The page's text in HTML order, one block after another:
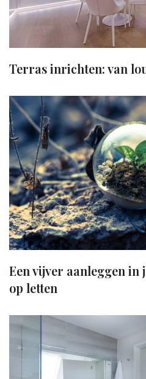
Terras inrichten: van
Een vijver aanleggen in
op letten